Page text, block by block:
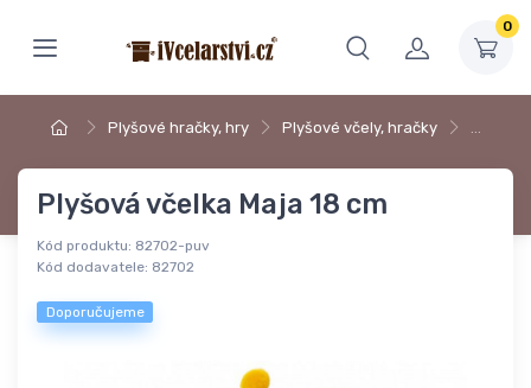
0
Plyšové hračky, hry Plyšové včely, hračky …
Plyšová včelka Maja 18 cm
Kód produktu: 82702-puv
Kód dodavatele: 82702
Doporučujeme